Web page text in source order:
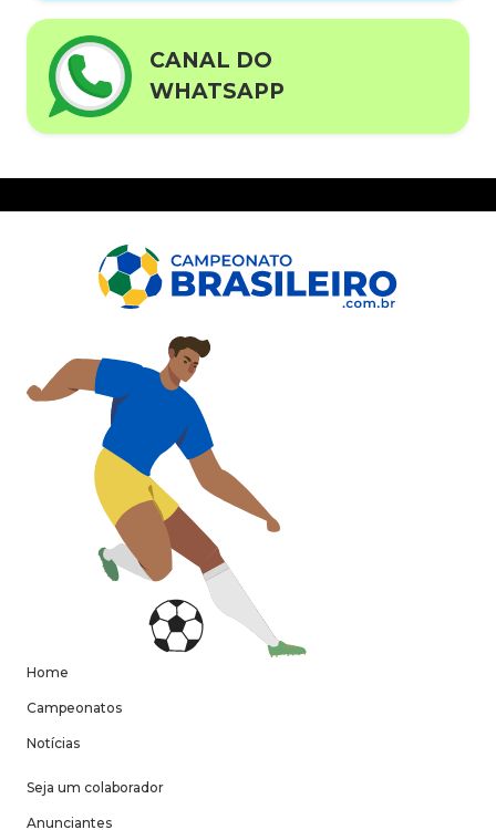
CANAL DO
WHATSAPP
Home
Campeonatos
Notícias
Seja um colaborador
Anunciantes